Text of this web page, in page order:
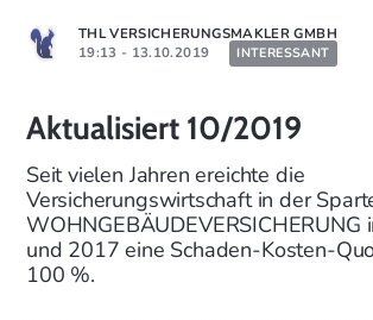
THL VERSICHERUNGSMAKLER GMBH
19:13 - 13.10.2019
INTERESSANT
Aktualisiert 10/2019
Seit vielen Jahren ereichte die
Versicherungswirtschaft in der
WOHNGEBÄUDEVERSICHERUNG
und 2017 eine Schaden-Kosten-
100 %.